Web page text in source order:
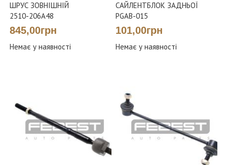
ШРУС ЗОВНІШНІЙ
2510-206A48
845,00грн
Немає у наявності
САЙЛЕНТБЛОК ЗАДНЬОЇ
PGAB-015
101,00грн
Немає у наявності